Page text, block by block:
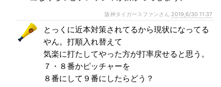
阪神タイガースファンさん 2019,6/30 11:37
とっくに近本対策されてるから現状になってる
やん。打順入れ替えて
気楽に打たしてやった方が打率戻せると思う。
７・８番かピッチャーを
８番にして９番にしたらどう？